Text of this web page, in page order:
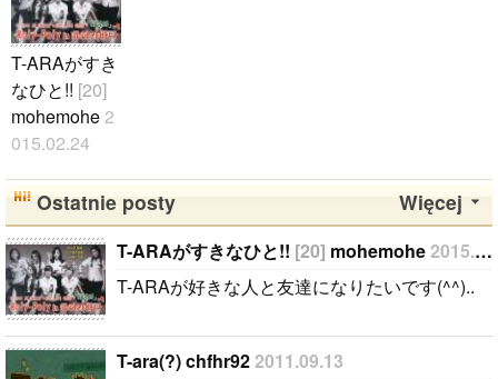
T-ARAがすき
なひと!! [20]
mohemohe2
015.02.24
な人と友達に
なりたいです
(^^)..
Więcej
Ostatnie posty
T-ARAがすきなひと!! [20] mohemohe 2015.02.24
T-ARAが好きな人と友達になりたいです(^^)..
T-ara(?) chfhr922011.09.13